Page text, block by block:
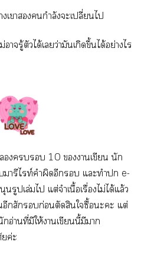
เากำลังะเปลี่ยนไ
ารู้ตัวได้เว่ามันเกิดขึ้นได้อย่างไร
10 าเขียน นัก
มารีไท์คำผิดอีก แะทำ e-
รูปเล่มไ แต่จำเนื้อเรื่องไม่ได้แล้ว
อีกสักก่อนตัดสินใซื้อะะ แต่
อ่านที่มีให้าเขียนนี้มีา
ค่ะ